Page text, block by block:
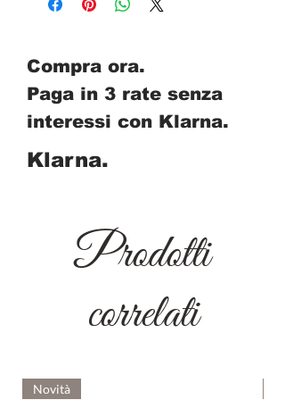
Compra ora.
Paga in 3 rate senza
interessi con Klarna.
Klarna.
Prodotti
correlati
Novità